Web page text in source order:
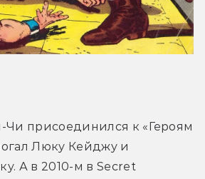
Чи присоединился к «Героям
Люку Кейджу и
А в 2010-м в Secret